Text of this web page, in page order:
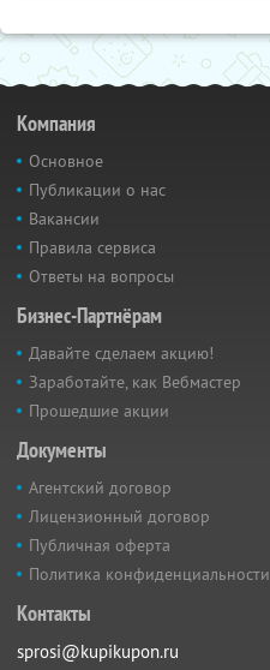
Компания
Основное
Публикации о нас
Вакансии
Правила сервиса
Ответы на вопросы
Бизнес-Партнёрам
Давайте сделаем акцию!
Заработайте, как Вебмастер
Прошедшие акции
Документы
Агентский договор
Лицензионный договор
Публичная оферта
Политика конфиденциальности
Контакты
sprosi@kupikupon.ru